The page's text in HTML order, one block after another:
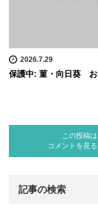
2026.7.29
保護中: 菫・向日葵
この投稿
コメントを見
記事の検索